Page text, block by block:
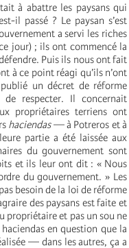
à abattre les paysans qui
il passé ? Le paysan s’est
a servi les riches
jour) ; ils ont commencé la
Puis ils nous ont fait
à ce point réagi qu’ils n’ont
un décret de réforme
de respecter. Il concernait
propriétaires terriens ont
haciendas— à Potreros et à
partie a été laissée aux
du gouvernement sont
et ils leur ont dit : « Nous
du gouvernement. » Les
besoin de la loi de réforme
des paysans est faite et
propriétaire et pas un sou ne
en question que la
— dans les autres, ça a